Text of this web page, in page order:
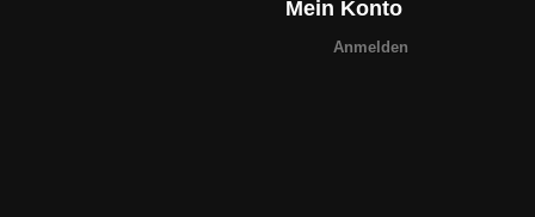
Mein Konto
Anmelden